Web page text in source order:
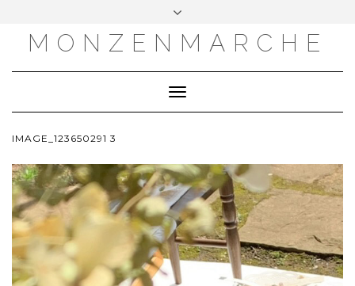
MONZENMARCHE
Toggle
Navigation
IMAGE_123650291 3